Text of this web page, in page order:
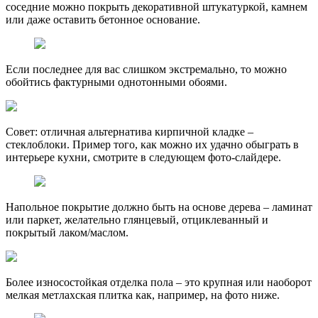
соседние можно покрыть декоративной штукатуркой, камнем
или даже оставить бетонное основание.
Если последнее для вас слишком экстремально, то можно
обойтись фактурными однотонными обоями.
Совет: отличная альтернатива кирпичной кладке –
стеклоблоки. Пример того, как можно их удачно обыграть в
интерьере кухни, смотрите в следующем фото-слайдере.
Напольное покрытие должно быть на основе дерева – ламинат
или паркет, желательно глянцевый, отциклеванный и
покрытый лаком/маслом.
Более износостойкая отделка пола – это крупная или наоборот
мелкая метлахская плитка как, например, на фото ниже.